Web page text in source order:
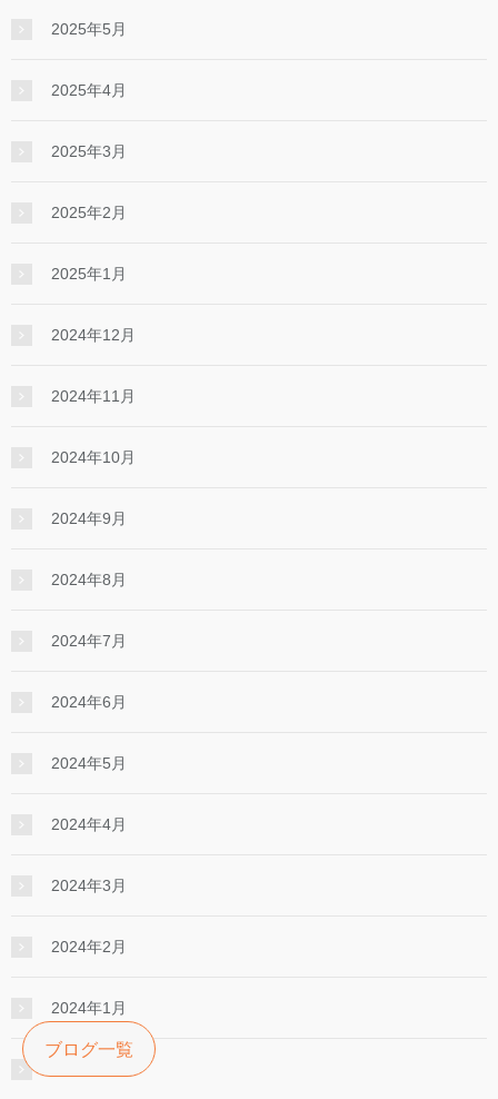
2025年5月
2025年4月
2025年3月
2025年2月
2025年1月
2024年12月
2024年11月
2024年10月
2024年9月
2024年8月
2024年7月
2024年6月
2024年5月
2024年4月
2024年3月
2024年2月
2024年1月
ブログ一覧